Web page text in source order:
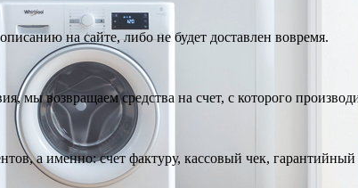
на сайте, либо не будет доставлен вовремя.
мы возвращаем средства на счет, с которого
а именно: счет фактуру, кассовый чек,